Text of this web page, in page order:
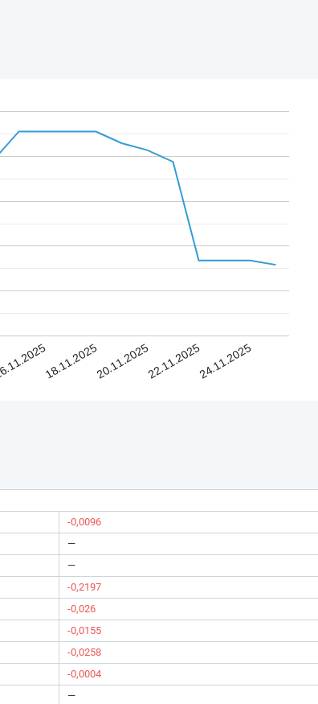
18.11.202520.11.202522.11.202524.11.2025
-0,0096
—
—
-0,2197
-0,026
-0,0155
-0,0258
-0,0004
—